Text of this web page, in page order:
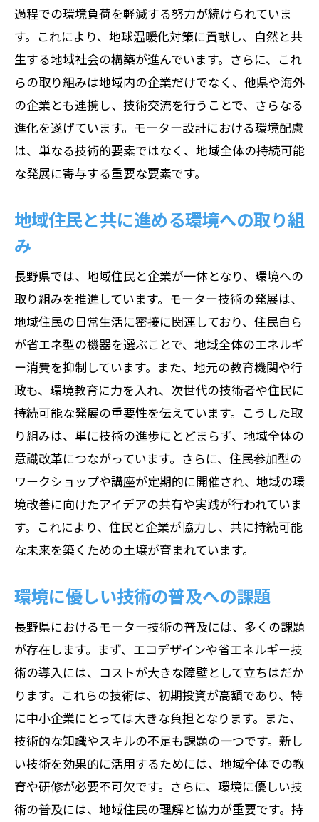
過程での環境負荷を軽減する努力が続けられていま
す。これにより、地球温暖化対策に貢献し、自然と共
生する地域社会の構築が進んでいます。さらに、これ
らの取り組みは地域内の企業だけでなく、他県や海外
の企業とも連携し、技術交流を行うことで、さらなる
進化を遂げています。モーター設計における環境配慮
は、単なる技術的要素ではなく、地域全体の持続可能
な発展に寄与する重要な要素です。
地域住民と共に進める環境への取り組
み
長野県では、地域住民と企業が一体となり、環境への
取り組みを推進しています。モーター技術の発展は、
地域住民の日常生活に密接に関連しており、住民自ら
が省エネ型の機器を選ぶことで、地域全体のエネルギ
ー消費を抑制しています。また、地元の教育機関や行
政も、環境教育に力を入れ、次世代の技術者や住民に
持続可能な発展の重要性を伝えています。こうした取
り組みは、単に技術の進歩にとどまらず、地域全体の
意識改革につながっています。さらに、住民参加型の
ワークショップや講座が定期的に開催され、地域の環
境改善に向けたアイデアの共有や実践が行われていま
す。これにより、住民と企業が協力し、共に持続可能
な未来を築くための土壌が育まれています。
環境に優しい技術の普及への課題
長野県におけるモーター技術の普及には、多くの課題
が存在します。まず、エコデザインや省エネルギー技
術の導入には、コストが大きな障壁として立ちはだか
ります。これらの技術は、初期投資が高額であり、特
に中小企業にとっては大きな負担となります。また、
技術的な知識やスキルの不足も課題の一つです。新し
い技術を効果的に活用するためには、地域全体での教
育や研修が必要不可欠です。さらに、環境に優しい技
術の普及には、地域住民の理解と協力が重要です。持